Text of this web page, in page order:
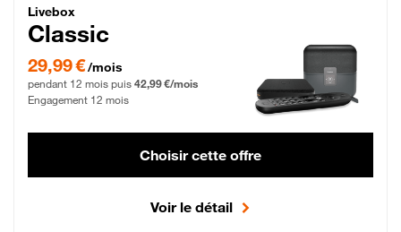
Livebox Classic Fibre
Livebox
Classic
29,99 € par mois pendant 12 mois puis 42,99 € par mois, Engagement 12 mois
29,99 €/mois
pendant 12 mois puis 42,99 €/mois
Engagement 12 mois
Choisir cette offre
Voir le détail